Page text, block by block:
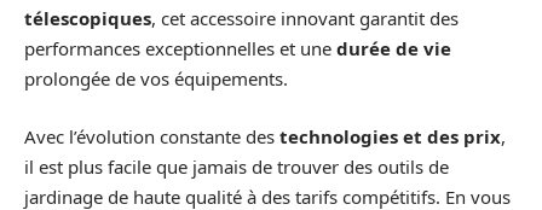
télescopiques, cet accessoire innovant garantit des
performances exceptionnelles et une durée de vie
prolongée de vos équipements.
Avec l’évolution constante des technologies et des prix,
il est plus facile que jamais de trouver des outils de
jardinage de haute qualité à des tarifs compétitifs. En vous